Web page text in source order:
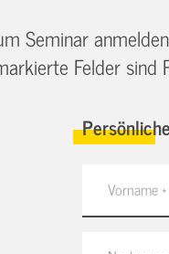
Seminar
Felder sind